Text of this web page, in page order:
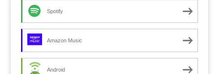
Spotify
Amazon Music
Android